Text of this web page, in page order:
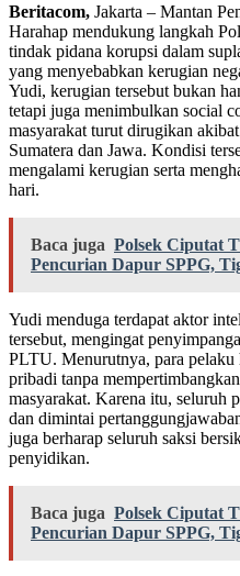
Beritacom, Jakarta – Mantan
Harahap mendukung langkah
tindak pidana korupsi dalam
yang menyebabkan kerugian
Yudi, kerugian tersebut bukan
tetapi juga menimbulkan social
masyarakat turut dirugikan
Sumatera dan Jawa. Kondisi
mengalami kerugian serta
hari.
Baca juga Polsek Ciputat
Pencurian Dapur SPPG,
Yudi menduga terdapat aktor
tersebut, mengingat
PLTU. Menurutnya, para
pribadi tanpa
masyarakat. Karena itu, seluruh
dan dimintai
juga berharap seluruh saksi
penyidikan.
Baca juga Polsek Ciputat
Pencurian Dapur SPPG,